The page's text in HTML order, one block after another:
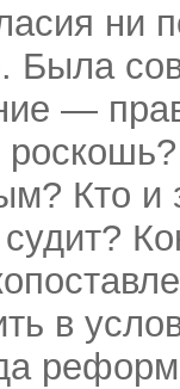
ни
—
Кто и
в